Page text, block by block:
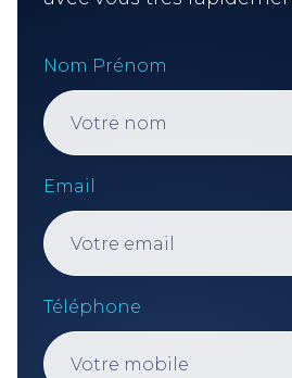
Nom Prénom
Email
Téléphone